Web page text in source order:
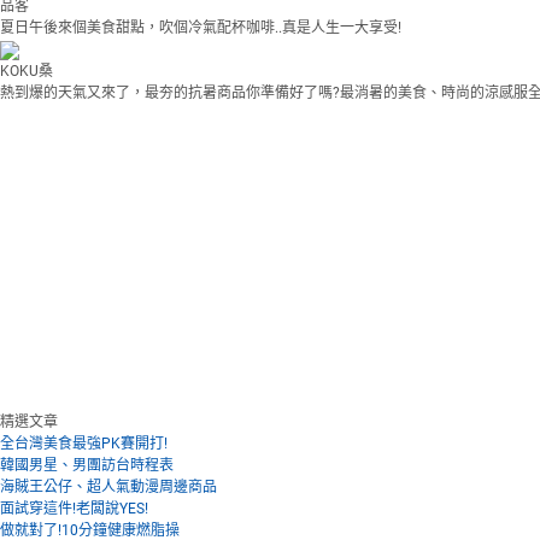
品客
夏日午後來個美食甜點，吹個冷氣配杯咖啡..真是人生一大享受!
KOKU桑
熱到爆的天氣又來了，最夯的抗暑商品你準備好了嗎?最消暑的美食、時尚的涼感服
精選文章
全台灣美食最強PK賽開打!
韓國男星、男團訪台時程表
海賊王公仔、超人氣動漫周邊商品
面試穿這件!老闆說YES!
做就對了!10分鐘健康燃脂操